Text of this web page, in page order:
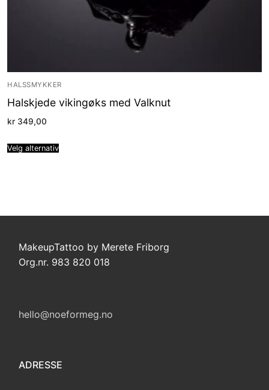
HALSSMYKKER
Halskjede vikingøks med Valknut
kr 349,00
Velg alternativ
MakeupTattoo by Merete Friborg
Org.nr. 983 820 018
hello@noeformeg.no
ADRESSE